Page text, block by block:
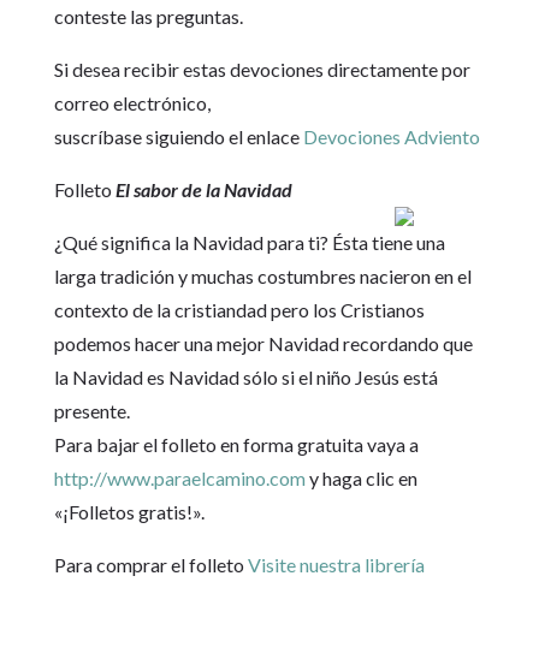
conteste las preguntas.
Si desea recibir estas devociones directamente por
correo electrónico,
suscríbase siguiendo el enlace Devociones Adviento
Folleto El sabor de la Navidad
¿Qué significa la Navidad para ti? Ésta tiene una
larga tradición y muchas costumbres nacieron en el
contexto de la cristiandad pero los Cristianos
podemos hacer una mejor Navidad recordando que
la Navidad es Navidad sólo si el niño Jesús está
presente.
Para bajar el folleto en forma gratuita vaya a
http://www.paraelcamino.com y haga clic en
«¡Folletos gratis!».
Para comprar el folleto Visite nuestra librería